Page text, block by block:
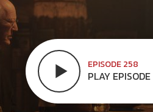
EPISODE 258
PLAY EPISODE